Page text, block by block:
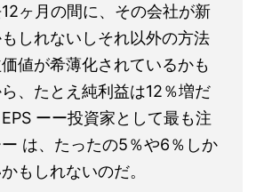
ヶ月の間に、その会社が新
しれないしそれ以外の方法
値が希薄化されているかも
、たとえ純利益は12％増だ
ーー投資家として最も注
は、たったの5％や6％しか
もしれないのだ。